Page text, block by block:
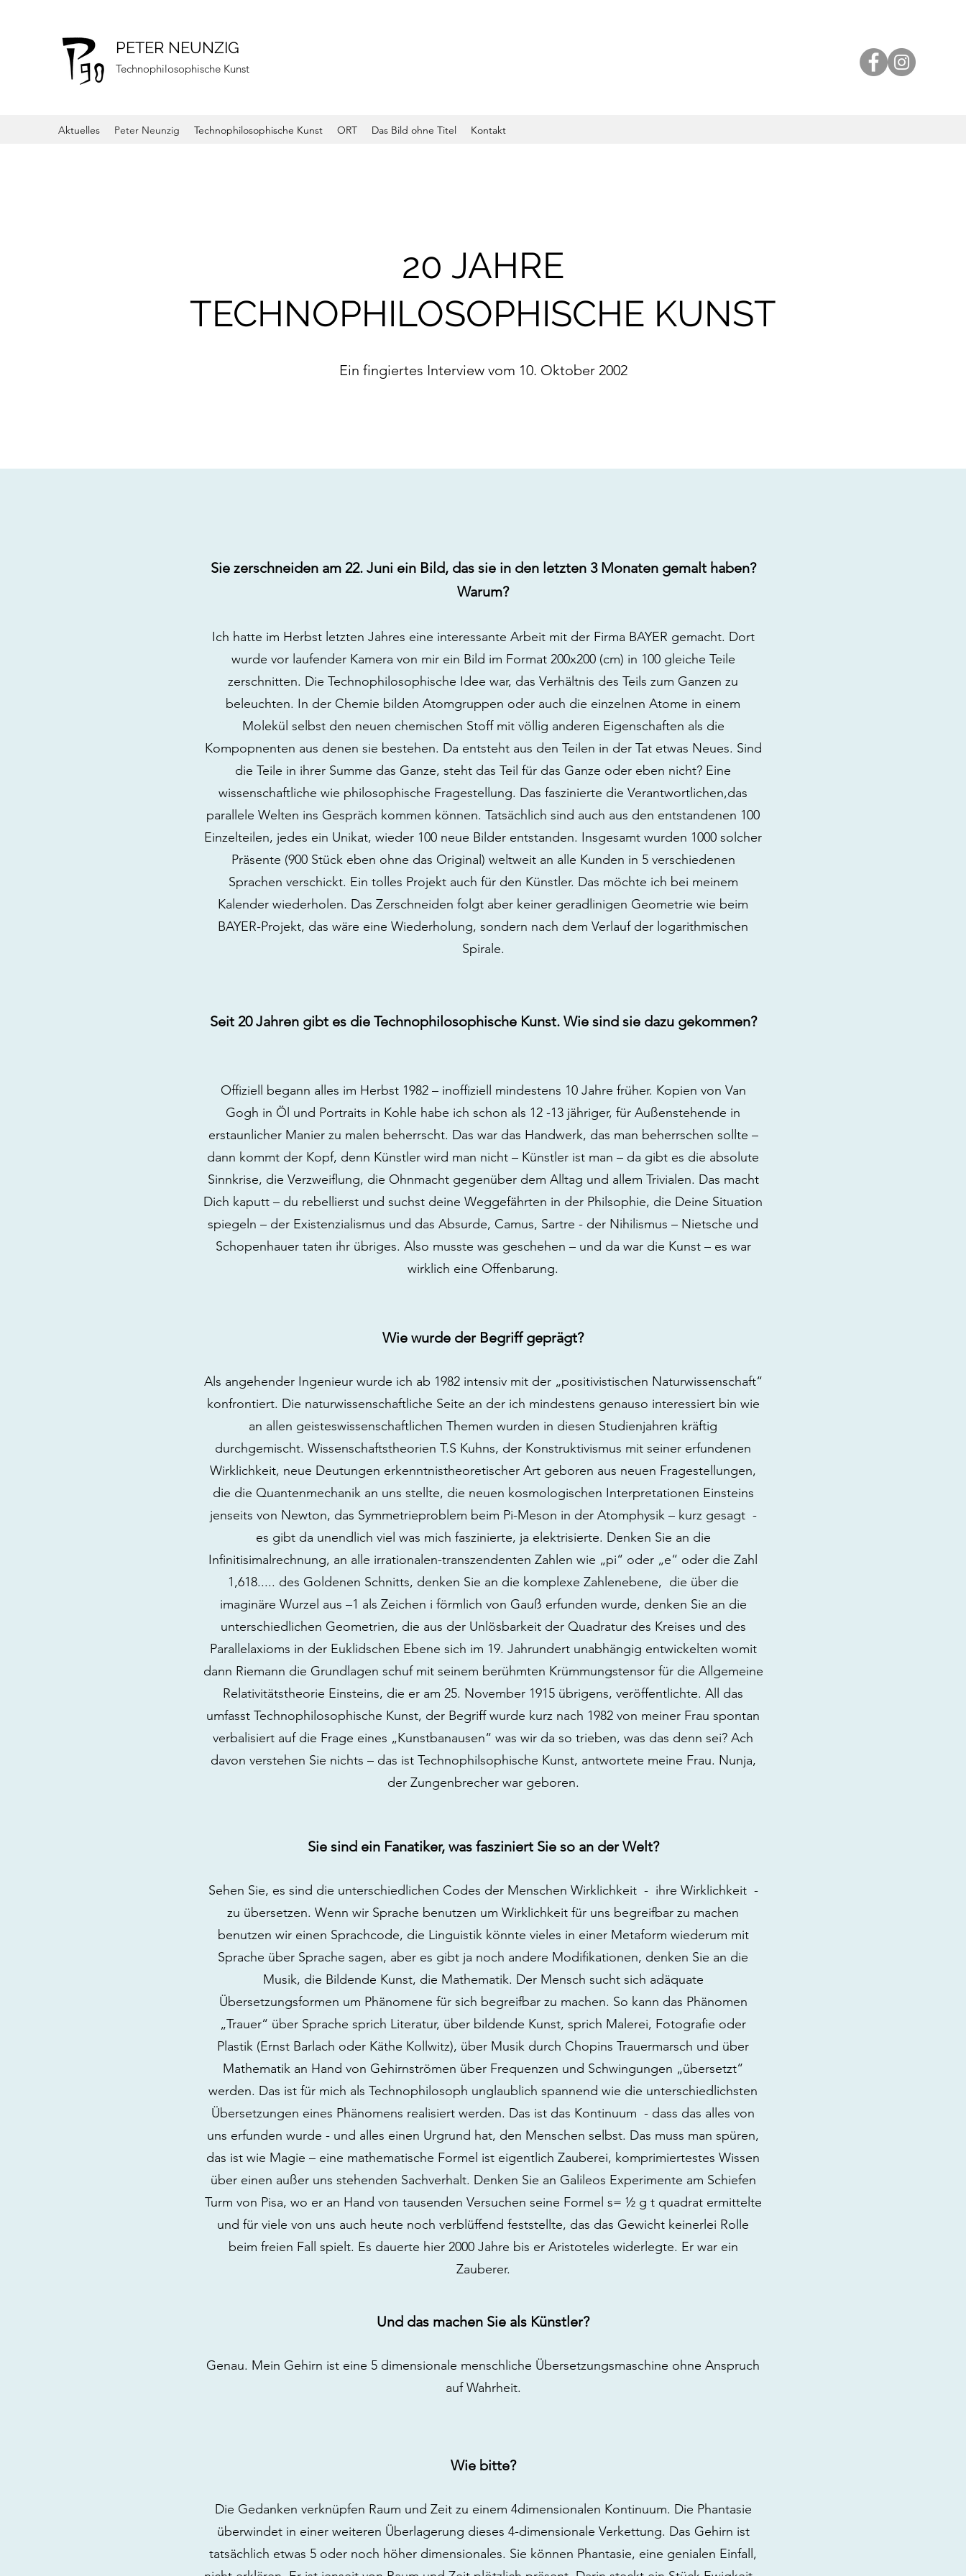
PETER NEUNZIG
Technophilosophische Kunst
Aktuelles Peter Neunzig Technophilosophische Kunst ORT Das Bild ohne Titel Kontakt
20 JAHRE
TECHNOPHILOSOPHISCHE KUNST
Ein fingiertes Interview vom 10. Oktober 2002
Sie zerschneiden am 22. Juni ein Bild, das sie in den letzten 3 Monaten gemalt haben?
Warum?
Ich hatte im Herbst letzten Jahres eine interessante Arbeit mit der Firma BAYER gemacht. Dort
wurde vor laufender Kamera von mir ein Bild im Format 200x200 (cm) in 100 gleiche Teile
zerschnitten. Die Technophilosophische Idee war, das Verhältnis des Teils zum Ganzen zu
beleuchten. In der Chemie bilden Atomgruppen oder auch die einzelnen Atome in einem
Molekül selbst den neuen chemischen Stoff mit völlig anderen Eigenschaften als die
Kompopnenten aus denen sie bestehen. Da entsteht aus den Teilen in der Tat etwas Neues. Sind
die Teile in ihrer Summe das Ganze, steht das Teil für das Ganze oder eben nicht? Eine
wissenschaftliche wie philosophische Fragestellung. Das faszinierte die Verantwortlichen,das
parallele Welten ins Gespräch kommen können. Tatsächlich sind auch aus den entstandenen 100
Einzelteilen, jedes ein Unikat, wieder 100 neue Bilder entstanden. Insgesamt wurden 1000 solcher
Präsente (900 Stück eben ohne das Original) weltweit an alle Kunden in 5 verschiedenen
Sprachen verschickt. Ein tolles Projekt auch für den Künstler. Das möchte ich bei meinem
Kalender wiederholen. Das Zerschneiden folgt aber keiner geradlinigen Geometrie wie beim
BAYER-Projekt, das wäre eine Wiederholung, sondern nach dem Verlauf der logarithmischen
Spirale.
Seit 20 Jahren gibt es die Technophilosophische Kunst. Wie sind sie dazu gekommen?
Offiziell begann alles im Herbst 1982 – inoffiziell mindestens 10 Jahre früher. Kopien von Van
Gogh in Öl und Portraits in Kohle habe ich schon als 12 -13 jähriger, für Außenstehende in
erstaunlicher Manier zu malen beherrscht. Das war das Handwerk, das man beherrschen sollte –
dann kommt der Kopf, denn Künstler wird man nicht – Künstler ist man – da gibt es die absolute
Sinnkrise, die Verzweiflung, die Ohnmacht gegenüber dem Alltag und allem Trivialen. Das macht
Dich kaputt – du rebellierst und suchst deine Weggefährten in der Philsophie, die Deine Situation
spiegeln – der Existenzialismus und das Absurde, Camus, Sartre - der Nihilismus – Nietsche und
Schopenhauer taten ihr übriges. Also musste was geschehen – und da war die Kunst – es war
wirklich eine Offenbarung.
Wie wurde der Begriff geprägt?
Als angehender Ingenieur wurde ich ab 1982 intensiv mit der „positivistischen Naturwissenschaft“
konfrontiert. Die naturwissenschaftliche Seite an der ich mindestens genauso interessiert bin wie
an allen geisteswissenschaftlichen Themen wurden in diesen Studienjahren kräftig
durchgemischt. Wissenschaftstheorien T.S Kuhns, der Konstruktivismus mit seiner erfundenen
Wirklichkeit, neue Deutungen erkenntnistheoretischer Art geboren aus neuen Fragestellungen,
die die Quantenmechanik an uns stellte, die neuen kosmologischen Interpretationen Einsteins
jenseits von Newton, das Symmetrieproblem beim Pi-Meson in der Atomphysik – kurz gesagt -
es gibt da unendlich viel was mich faszinierte, ja elektrisierte. Denken Sie an die
Infinitisimalrechnung, an alle irrationalen-transzendenten Zahlen wie „pi“ oder „e“ oder die Zahl
1,618..... des Goldenen Schnitts, denken Sie an die komplexe Zahlenebene, die über die
imaginäre Wurzel aus –1 als Zeichen i förmlich von Gauß erfunden wurde, denken Sie an die
unterschiedlichen Geometrien, die aus der Unlösbarkeit der Quadratur des Kreises und des
Parallelaxioms in der Euklidschen Ebene sich im 19. Jahrundert unabhängig entwickelten womit
dann Riemann die Grundlagen schuf mit seinem berühmten Krümmungstensor für die Allgemeine
Relativitätstheorie Einsteins, die er am 25. November 1915 übrigens, veröffentlichte. All das
umfasst Technophilosophische Kunst, der Begriff wurde kurz nach 1982 von meiner Frau spontan
verbalisiert auf die Frage eines „Kunstbanausen“ was wir da so trieben, was das denn sei? Ach
davon verstehen Sie nichts – das ist Technophilsophische Kunst, antwortete meine Frau. Nunja,
der Zungenbrecher war geboren.
Sie sind ein Fanatiker, was fasziniert Sie so an der Welt?
Sehen Sie, es sind die unterschiedlichen Codes der Menschen Wirklichkeit - ihre Wirklichkeit -
zu übersetzen. Wenn wir Sprache benutzen um Wirklichkeit für uns begreifbar zu machen
benutzen wir einen Sprachcode, die Linguistik könnte vieles in einer Metaform wiederum mit
Sprache über Sprache sagen, aber es gibt ja noch andere Modifikationen, denken Sie an die
Musik, die Bildende Kunst, die Mathematik. Der Mensch sucht sich adäquate
Übersetzungsformen um Phänomene für sich begreifbar zu machen. So kann das Phänomen
„Trauer“ über Sprache sprich Literatur, über bildende Kunst, sprich Malerei, Fotografie oder
Plastik (Ernst Barlach oder Käthe Kollwitz), über Musik durch Chopins Trauermarsch und über
Mathematik an Hand von Gehirnströmen über Frequenzen und Schwingungen „übersetzt“
werden. Das ist für mich als Technophilosoph unglaublich spannend wie die unterschiedlichsten
Übersetzungen eines Phänomens realisiert werden. Das ist das Kontinuum - dass das alles von
uns erfunden wurde - und alles einen Urgrund hat, den Menschen selbst. Das muss man spüren,
das ist wie Magie – eine mathematische Formel ist eigentlich Zauberei, komprimiertestes Wissen
über einen außer uns stehenden Sachverhalt. Denken Sie an Galileos Experimente am Schiefen
Turm von Pisa, wo er an Hand von tausenden Versuchen seine Formel s= ½ g t quadrat ermittelte
und für viele von uns auch heute noch verblüffend feststellte, das das Gewicht keinerlei Rolle
beim freien Fall spielt. Es dauerte hier 2000 Jahre bis er Aristoteles widerlegte. Er war ein
Zauberer.
Und das machen Sie als Künstler?
Genau. Mein Gehirn ist eine 5 dimensionale menschliche Übersetzungsmaschine ohne Anspruch
auf Wahrheit.
Wie bitte?
Die Gedanken verknüpfen Raum und Zeit zu einem 4dimensionalen Kontinuum. Die Phantasie
überwindet in einer weiteren Überlagerung dieses 4-dimensionale Verkettung. Das Gehirn ist
tatsächlich etwas 5 oder noch höher dimensionales. Sie können Phantasie, eine genialen Einfall,